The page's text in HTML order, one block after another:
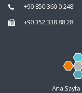
+90 850 360 0 248
+90 352 338 88 28
Ana Sayfa